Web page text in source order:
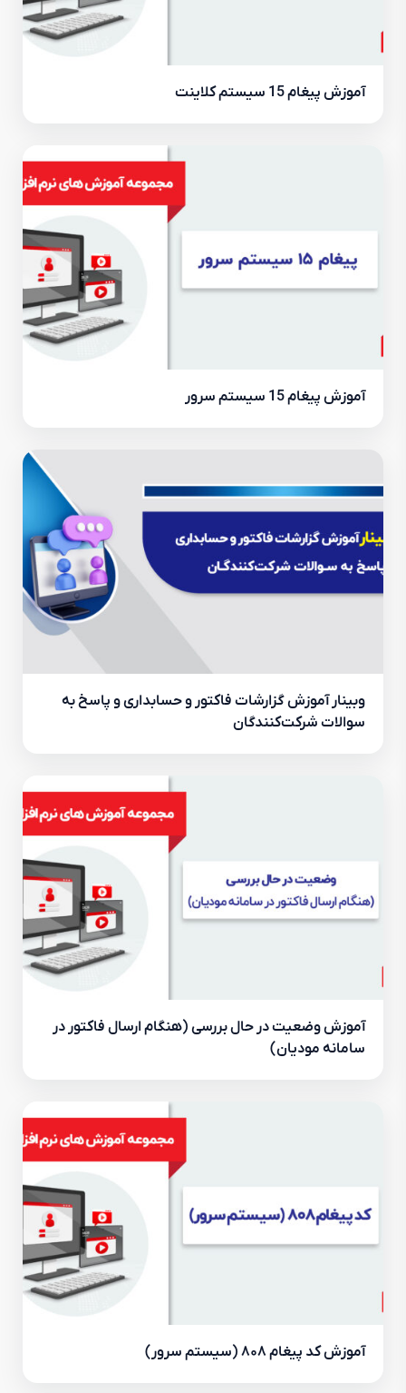
آموزش پیغام 15 سیستم کلاینت
آموزش پیغام 15 سیستم سرور
وبینار آموزش گزارشات فاکتور و حسابداری و پاسخ به
سوالات شرکت‌کنندگان
آموزش وضعیت در حال بررسی (هنگام ارسال فاکتور در
سامانه مودیان)
آموزش کد پیغام ۸۰۸ (سیستم سرور)